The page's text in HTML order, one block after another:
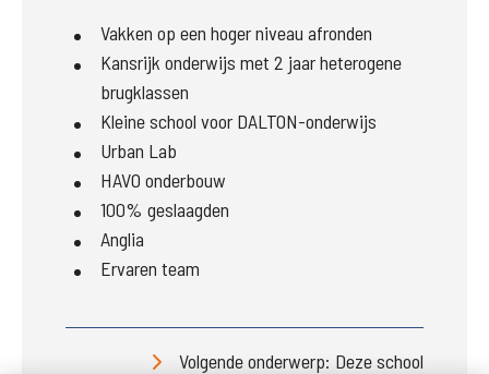
Vakken op een hoger niveau afronden
Kansrijk onderwijs met 2 jaar heterogene
brugklassen
Kleine school voor DALTON-onderwijs
Urban Lab
HAVO onderbouw
100% geslaagden
Anglia
Ervaren team
Volgende onderwerp: Deze school